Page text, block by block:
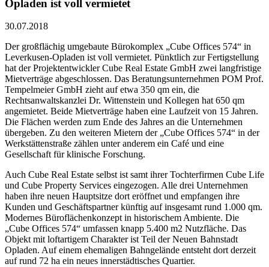
Opladen ist voll vermietet
30.07.2018
Der großflächig umgebaute Bürokomplex „Cube Offices 574“ in
Leverkusen-Opladen ist voll vermietet. Pünktlich zur Fertigstellung
hat der Projektentwickler Cube Real Estate GmbH zwei langfristige
Mietverträge abgeschlossen. Das Beratungsunternehmen POM Prof.
Tempelmeier GmbH zieht auf etwa 350 qm ein, die
Rechtsanwaltskanzlei Dr. Wittenstein und Kollegen hat 650 qm
angemietet. Beide Mietverträge haben eine Laufzeit von 15 Jahren.
Die Flächen werden zum Ende des Jahres an die Unternehmen
übergeben. Zu den weiteren Mietern der „Cube Offices 574“ in der
Werkstättenstraße zählen unter anderem ein Café und eine
Gesellschaft für klinische Forschung.
Auch Cube Real Estate selbst ist samt ihrer Tochterfirmen Cube Life
und Cube Property Services eingezogen. Alle drei Unternehmen
haben ihre neuen Hauptsitze dort eröffnet und empfangen ihre
Kunden und Geschäftspartner künftig auf insgesamt rund 1.000 qm.
Modernes Büroflächenkonzept in historischem Ambiente. Die
„Cube Offices 574“ umfassen knapp 5.400 m2 Nutzfläche. Das
Objekt mit loftartigem Charakter ist Teil der Neuen Bahnstadt
Opladen. Auf einem ehemaligen Bahngelände entsteht dort derzeit
auf rund 72 ha ein neues innerstädtisches Quartier.